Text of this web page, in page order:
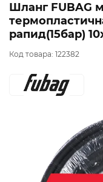
Шланг FUBAG
рапид(15бар)
Код товара: 122382